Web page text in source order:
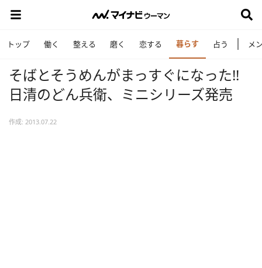
トップ 働く 整える 磨く 恋する 暮らす 占う メ
そばとそうめんがまっすぐになった!!
日清のどん兵衛、ミニシリーズ発売
作成: 2013.07.22